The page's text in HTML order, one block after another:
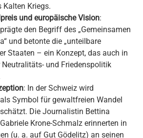
Kalten Kriegs.
und europäische Vision:
den Begriff des „Gemeinsamen
und betonte die „unteilbare
Staaten – ein Konzept, das auch in
Neutralitäts- und Friedenspolitik
: In der Schweiz wird
Symbol für gewaltfreien Wandel
Die Journalistin Bettina
Krone-Schmalz erinnerten in
(u. a. auf Gut Gödelitz) an seinen